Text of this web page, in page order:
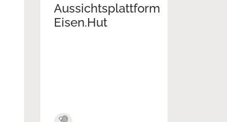
Aussichtsplattform
Eisen.Hut